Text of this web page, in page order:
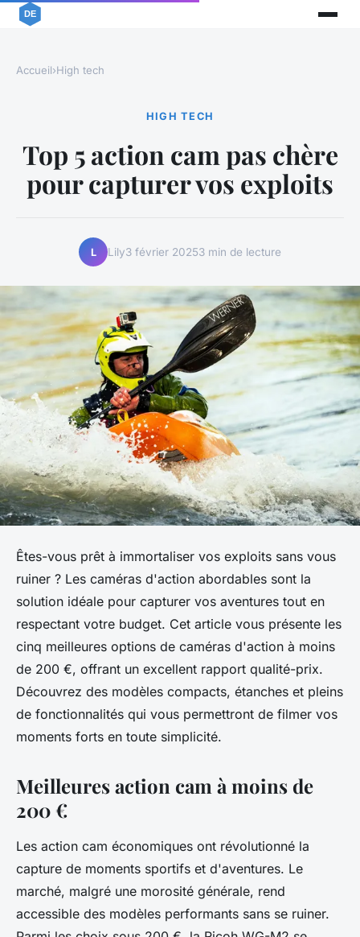
Accueil›High tech
HIGH TECH
Top 5 action cam pas chère
pour capturer vos exploits
L Lily3 février 20253 min de lecture
Êtes-vous prêt à immortaliser vos exploits sans vous
ruiner ? Les caméras d'action abordables sont la
solution idéale pour capturer vos aventures tout en
respectant votre budget. Cet article vous présente les
cinq meilleures options de caméras d'action à moins
de 200 €, offrant un excellent rapport qualité-prix.
Découvrez des modèles compacts, étanches et pleins
de fonctionnalités qui vous permettront de filmer vos
moments forts en toute simplicité.
Meilleures action cam à moins de
200 €
Les action cam économiques ont révolutionné la
capture de moments sportifs et d'aventures. Le
marché, malgré une morosité générale, rend
accessible des modèles performants sans se ruiner.